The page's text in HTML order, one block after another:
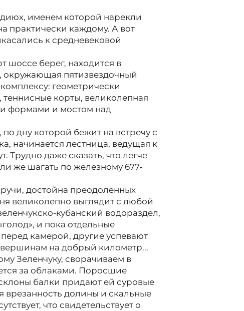
именем которой нарекли
практически каждому. А вот
к средневековой
шоссе берег, находится в
окружающая пятизвездочный
геометрически
корты, великолепная
формами и мостом над
дну которой бежит на встречу с
начинается лестница, ведущая к
Трудно даже сказать, что легче –
же шагать по железному 677-
достойна преодоленных
великолепно выглядит с любой
кубанский водораздел,
и пока отдельные
камерой, другие успевают
на добрый километр...
Зеленчуку, сворачиваем в
за облаками. Поросшие
балки придают ей суровые
врезанность долины и скальные
что свидетельствует о